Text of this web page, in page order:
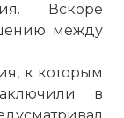
Вскоре
между
к которым
в